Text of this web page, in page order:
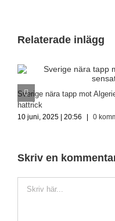
Relaterade inlägg
Sverige nära tapp mot
hattrick
10 juni, 2025 | 20:56 | 0
Skriv en